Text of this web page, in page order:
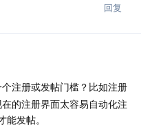
回复
注册或发帖门槛？比如注册
的注册界面太容易自动化注
发帖。